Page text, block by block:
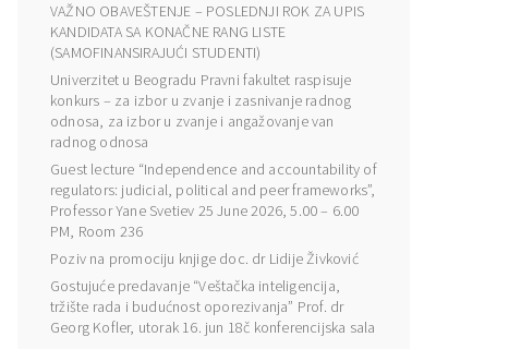
VAŽNO OBAVEŠTENJE – POSLEDNJI ROK ZA UPIS
KANDIDATA SA KONAČNE RANG LISTE
(SAMOFINANSIRAJUĆI STUDENTI)
Univerzitet u Beogradu Pravni fakultet raspisuje
konkurs – za izbor u zvanje i zasnivanje radnog
odnosa, za izbor u zvanje i angažovanje van
radnog odnosa
Guest lecture “Independence and accountability of
regulators: judicial, political and peer frameworks”,
Professor Yane Svetiev 25 June 2026, 5.00 – 6.00
PM, Room 236
Poziv na promociju knjige doc. dr Lidije Živković
Gostujuće predavanje “Veštačka inteligencija,
tržište rada i budućnost oporezivanja” Prof. dr
Georg Kofler, utorak 16. jun 18č konferencijska sala